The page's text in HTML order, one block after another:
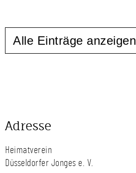
Alle Einträge anzeigen
Adresse
Heimatverein
Düsseldorfer Jonges e. V.